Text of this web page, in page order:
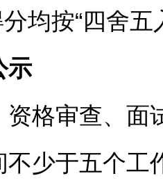
按“四舍五
示
审查、面
不少于五个工